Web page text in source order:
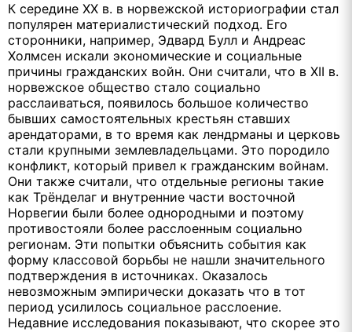
К середине XX в. в норвежской историографии стал
популярен материалистический подход. Его
сторонники, например, Эдвард Булл и Андреас
Холмсен искали экономические и социальные
причины гражданских войн. Они считали, что в XII в.
норвежское общество стало социально
расслаиваться, появилось большое количество
бывших самостоятельных крестьян ставших
арендаторами, в то время как лендрманы и церковь
стали крупными землевладельцами. Это породило
конфликт, который привел к гражданским войнам.
Они также считали, что отдельные регионы такие
как Трёнделаг и внутренние части восточной
Норвегии были более однородными и поэтому
противостояли более расслоенным социально
регионам. Эти попытки объяснить события как
форму классовой борьбы не нашли значительного
подтверждения в источниках. Оказалось
невозможным эмпирически доказать что в тот
период усилилось социальное расслоение.
Недавние исследования показывают, что скорее это